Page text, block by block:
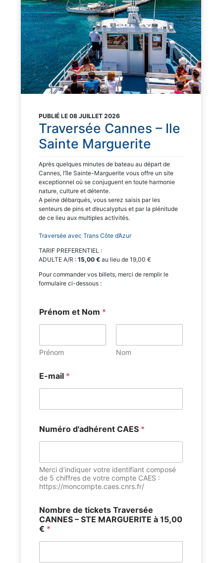
PUBLIÉ LE 08 JUILLET 2026
Traversée Cannes – Ile
Sainte Marguerite
Après quelques minutes de bateau au départ de
Cannes, l’île Sainte-Marguerite vous offre un site
exceptionnel où se conjuguent en toute harmonie
nature, culture et détente.
A peine débarqués, vous serez saisis par les
senteurs de pins et d’eucalyptus et par la plénitude
de ce lieu aux multiples activités.
Traversée avec Trans Côte d’Azur
TARIF PREFERENTIEL :
ADULTE A/R : 15,00 € au lieu de 19,00 €
Pour commander vos billets, merci de remplir le
formulaire ci-dessous :
Prénom et Nom *
Prénom Nom
E-mail *
Numéro d'adhérent CAES *
Merci d’indiquer votre identifiant composé
de 5 chiffres de votre compte CAES :
https://moncompte.caes.cnrs.fr/
Nombre de tickets Traversée
CANNES – STE MARGUERITE à 15,00
€ *